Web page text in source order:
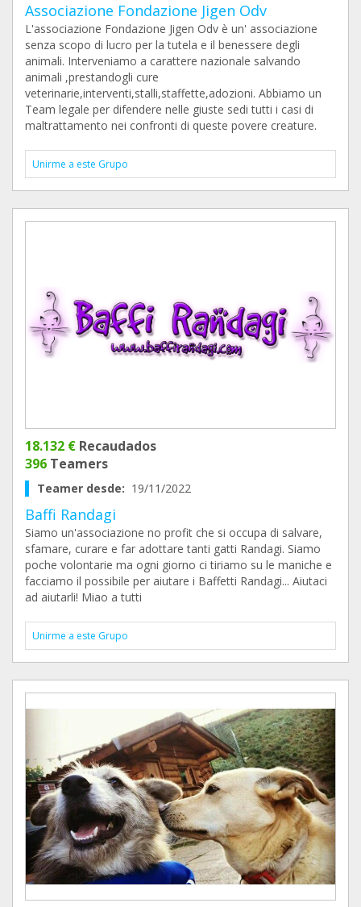
Associazione Fondazione Jigen Odv
L'associazione Fondazione Jigen Odv è un' associazione
senza scopo di lucro per la tutela e il benessere degli
animali. Interveniamo a carattere nazionale salvando
animali ,prestandogli cure
veterinarie,interventi,stalli,staffette,adozioni. Abbiamo un
Team legale per difendere nelle giuste sedi tutti i casi di
maltrattamento nei confronti di queste povere creature.
Unirme a este Grupo
18.132 € Recaudados
396 Teamers
Teamer desde: 19/11/2022
Baffi Randagi
Siamo un'associazione no profit che si occupa di salvare,
sfamare, curare e far adottare tanti gatti Randagi. Siamo
poche volontarie ma ogni giorno ci tiriamo su le maniche e
facciamo il possibile per aiutare i Baffetti Randagi... Aiutaci
ad aiutarli! Miao a tutti
Unirme a este Grupo